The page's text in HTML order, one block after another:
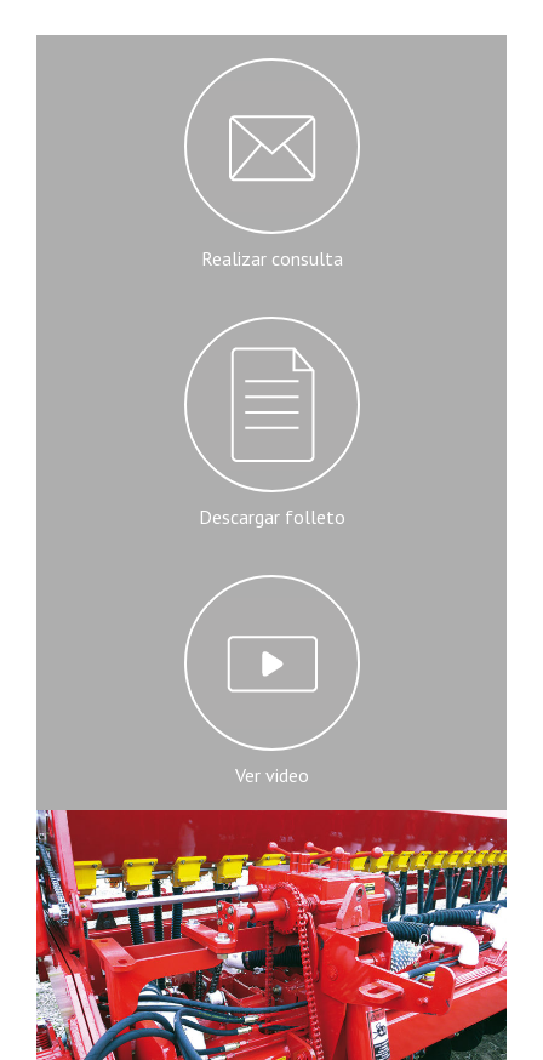
Realizar consulta
Descargar folleto
Ver video